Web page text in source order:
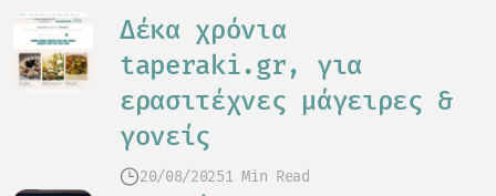
Δέκα χρόνια
taperaki.gr, για
ερασιτέχνες μάγειρες &
γονείς
20/08/20251 Min Read